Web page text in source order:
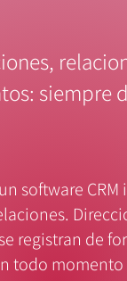
siempre
software
registran de
todo